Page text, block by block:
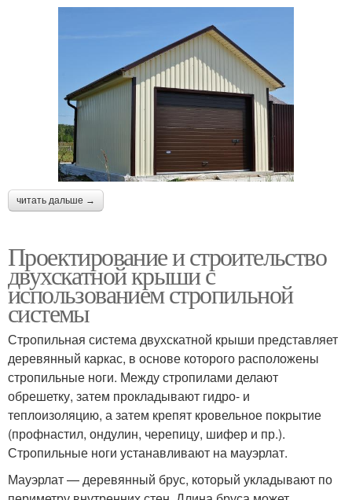
читать дальше →
Проектирование и строительство
двухскатной крыши с
использованием стропильной
системы
Стропильная система двухскатной крыши представляет
деревянный каркас, в основе которого расположены
стропильные ноги. Между стропилами делают
обрешетку, затем прокладывают гидро- и
теплоизоляцию, а затем крепят кровельное покрытие
(профнастил, ондулин, черепицу, шифер и пр.).
Стропильные ноги устанавливают на мауэрлат.
Мауэрлат — деревянный брус, который укладывают по